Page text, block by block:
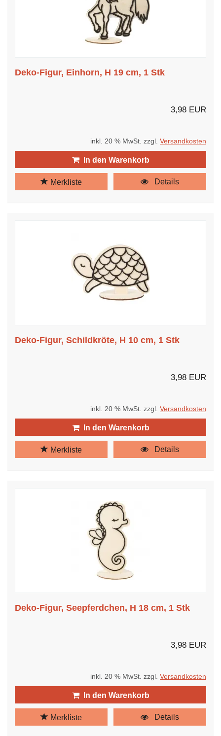
Deko-Figur, Einhorn, H 19 cm, 1 Stk
3,98 EUR
inkl. 20 % MwSt. zzgl. Versandkosten
In den Warenkorb
Merkliste Details
Deko-Figur, Schildkröte, H 10 cm, 1 Stk
3,98 EUR
inkl. 20 % MwSt. zzgl. Versandkosten
In den Warenkorb
Merkliste Details
Deko-Figur, Seepferdchen, H 18 cm, 1 Stk
3,98 EUR
inkl. 20 % MwSt. zzgl. Versandkosten
In den Warenkorb
Merkliste Details